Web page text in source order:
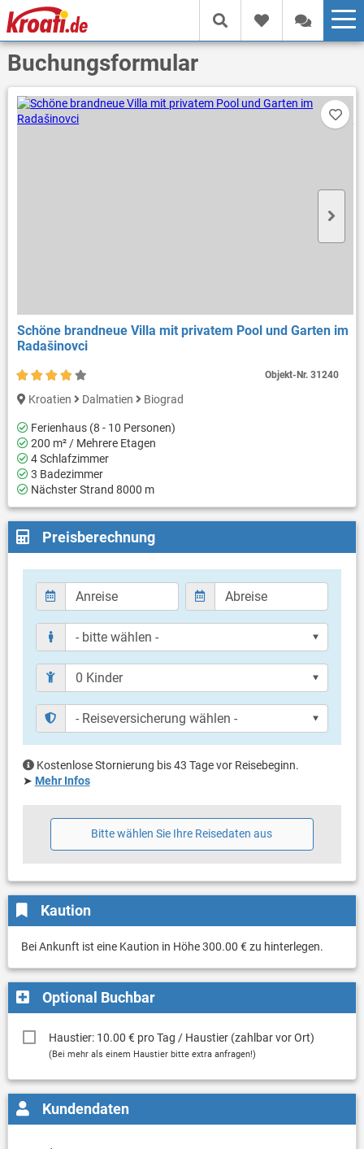
Buchungsformular
Schöne brandneue Villa mit privatem Pool und Garten im
Radašinovci
Kroatien Dalmatien Biograd
Ferienhaus (8 - 10 Personen)
200 m² / Mehrere Etagen
4 Schlafzimmer
3 Badezimmer
Nächster Strand 8000 m
Objekt-Nr. 31240
Preisberechnung
Kostenlose Stornierung bis 43 Tage vor Reisebeginn.
➤ Mehr Infos
Bitte wählen Sie Ihre Reisedaten aus
Kaution
Bei Ankunft ist eine Kaution in Höhe 300.00 € zu hinterlegen.
Optional Buchbar
Haustier: 10.00 € pro Tag / Haustier (zahlbar vor Ort)
(Bei mehr als einem Haustier bitte extra anfragen!)
Kundendaten